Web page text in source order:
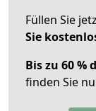
Füllen Sie
Sie
Bis zu 60 %
finden Sie